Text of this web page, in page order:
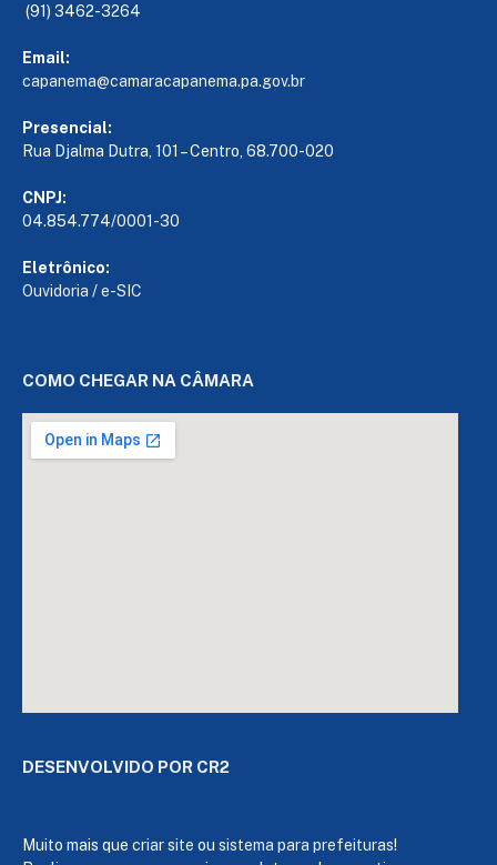
(91) 3462-3264
Email:
capanema@camaracapanema.pa.gov.br
Presencial:
Rua Djalma Dutra, 101 – Centro, 68.700-020
CNPJ:
04.854.774/0001-30
Eletrônico:
Ouvidoria /e-SIC
COMO CHEGAR NA CÂMARA
DESENVOLVIDO POR CR2
Muito mais que criar site ou sistema para prefeituras!